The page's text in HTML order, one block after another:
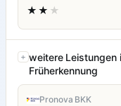
★★ ★
weitere Leistungen
Früherkennung
Pronova BKK